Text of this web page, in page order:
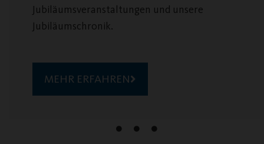
Jubiläumsveranstaltungen und unsere
Jubiläumschronik.
MEHR ERFAHREN